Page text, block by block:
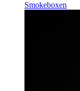
Smokeboxen